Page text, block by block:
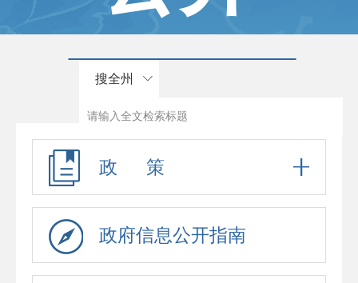
搜全州
政 策
政府信息公开指南